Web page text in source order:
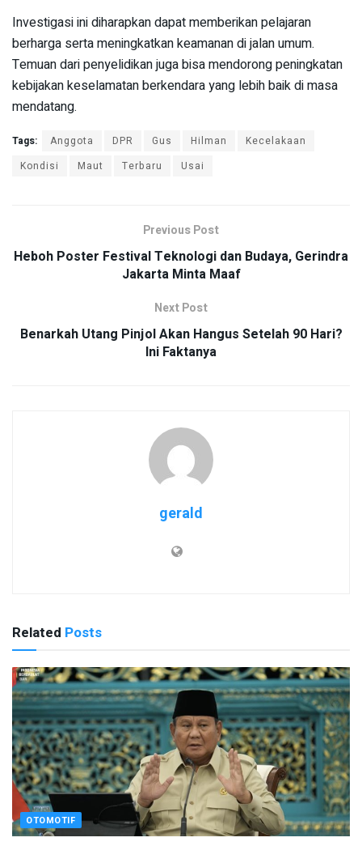
Investigasi ini diharapkan dapat memberikan pelajaran
berharga serta meningkatkan keamanan di jalan umum.
Temuan dari penyelidikan juga bisa mendorong peningkatan
kebijakan keselamatan berkendara yang lebih baik di masa
mendatang.
Tags: Anggota DPR Gus Hilman
Kecelakaan
Kondisi
Maut Terbaru Usai
Previous Post
Heboh Poster Festival Teknologi dan Budaya, Gerindra
Jakarta Minta Maaf
Next Post
Benarkah Utang Pinjol Akan Hangus Setelah 90 Hari?
Ini Faktanya
gerald
Related Posts
OTOMOTIF